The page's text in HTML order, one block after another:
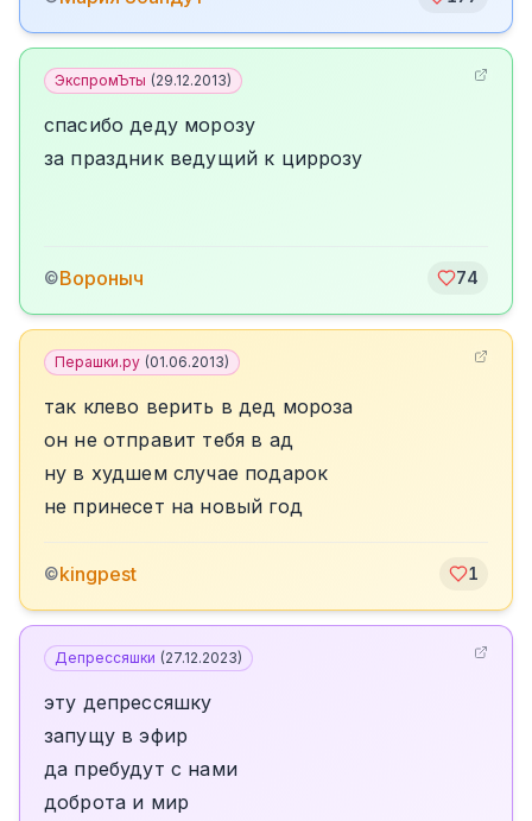
ЭкспромЪты (29.12.2013)
спасибо деду морозу
за праздник ведущий к циррозу
©Вороныч 74
Перашки.ру (01.06.2013)
так клево верить в дед мороза
он не отправит тебя в ад
ну в худшем случае подарок
не принесет на новый год
©kingpest 1
Депрессяшки (27.12.2023)
эту депрессяшку
запущу в эфир
да пребудут с нами
доброта и мир